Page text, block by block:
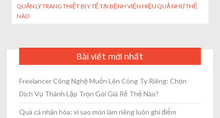
navigation
QUẢN LÝ TRANG THIẾT BỊ Y TẾ TẠI BỆNH VIỆN HIỆU QUẢ NHƯ THẾ
NÀO
Bài viết mới nhất
Freelancer Công Nghệ Muốn Lên Công Ty Riêng: Chọn
Dịch Vụ Thành Lập Trọn Gói Giá Rẻ Thế Nào?
Quà cá nhân hóa: vì sao món làm riêng luôn ghi điểm